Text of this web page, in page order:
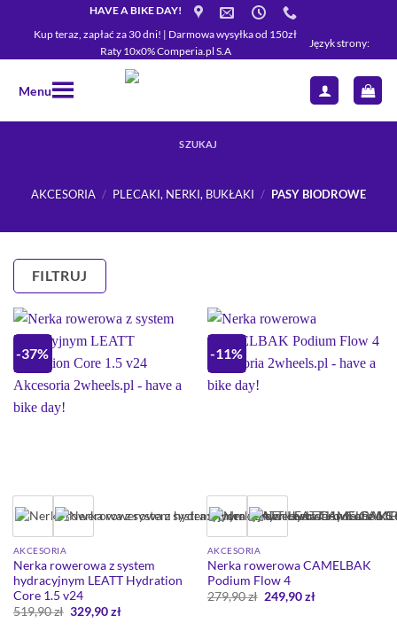
HAVE A BIKE DAY!
Kup teraz, zapłać za 30 dni! | Darmowa wysyłka od 150zł
Raty 10x0% Comperia.pl S.A
Język strony:
Menu
SZUKAJ
AKCESORIA / PLECAKI, NERKI, BUKŁAKI / PASY BIODROWE
FILTRUJ
-37%
AKCESORIA
Nerka rowerowa z system
hydracyjnym LEATT Hydration
Core 1.5 v24
519,90zł Pierwotna
cena
329,90złAktualna
-11%
AKCESORIA
Nerka rowerowa CAMELBAK
Podium Flow 4
279,90zł Pierwotna
cena
249,90złAktualna